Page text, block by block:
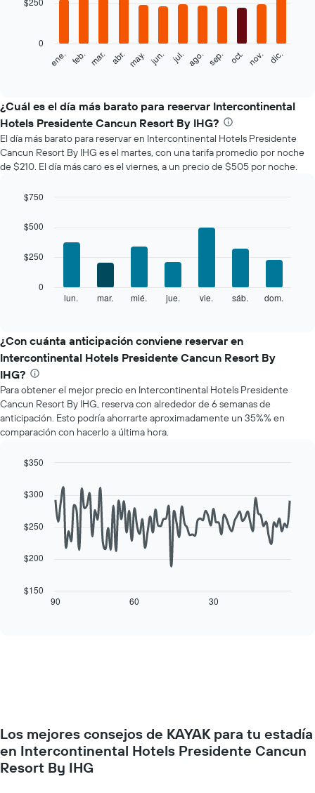
siguiente
el
precio
promedio
de
una
habitación
mes
gráfico
eje
El
gráfico
muestra
1
eje
Y
que
indica
precio
de
una
habitación
ene. feb. mar. abr. may. jun. jul. ago. sep. oct. nov. dic.
0
¿Cuál es el día más barato para reservar Intercontinental
Hotels Presidente Cancun Resort By IHG?
El día más barato para reservar en Intercontinental Hotels Presidente
Cancun Resort By IHG es el martes, con una tarifa promedio por noche
de $210. El día más caro es el viernes, a un precio de $505 por noche.
chart
with
bars.
el
precio
promedio
de
una
habitación
por
cada
de
la
El
muestra
indica
Y
que
indica
graphic.
lun. mar. mié. jue. vie. sáb. dom.
0
$250
$500
$750
¿Con cuánta anticipación conviene reservar en
Intercontinental Hotels Presidente Cancun Resort By
IHG?
Para obtener el mejor precio en Intercontinental Hotels Presidente
Cancun Resort By IHG, reserva con alrededor de 6 semanas de
anticipación. Esto podría ahorrarte aproximadamente un 35%% en
comparación con hacerlo a última hora.
with
data
points.
El
cuadro
muestra
que
se
acerca
la
90 60 30
$150
$200
$250
$300
$350
Los mejores consejos de KAYAK para tu estadía
en Intercontinental Hotels Presidente Cancun
Resort By IHG